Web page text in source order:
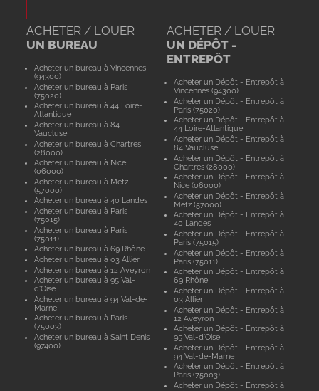
ACHETER / LOUER
UN BUREAU
Acheter un bureau à Vincennes
(94300)
Acheter un bureau à Paris
(75020)
Acheter un bureau à 44 Loire-
Atlantique
Acheter un bureau à 84
Vaucluse
Acheter un bureau à Chartres
(28000)
Acheter un bureau à Nice
(06000)
Acheter un bureau à Metz
(57000)
Acheter un bureau à 40 Landes
Acheter un bureau à Paris
(75015)
Acheter un bureau à Paris
(75011)
Acheter un bureau à 69 Rhône
Acheter un bureau à 03 Allier
Acheter un bureau à 12 Aveyron
Acheter un bureau à 95 Val-
d'Oise
Acheter un bureau à 94 Val-de-
Marne
Acheter un bureau à Paris
(75003)
Acheter un bureau à Saint Denis
(97400)
ACHETER / LOUER
UN DÉPÔT -
ENTREPÔT
Acheter un Dépôt - Entrepôt à
Vincennes (94300)
Acheter un Dépôt - Entrepôt à
Paris (75020)
Acheter un Dépôt - Entrepôt à
44 Loire-Atlantique
Acheter un Dépôt - Entrepôt à
84 Vaucluse
Acheter un Dépôt - Entrepôt à
Chartres (28000)
Acheter un Dépôt - Entrepôt à
Nice (06000)
Acheter un Dépôt - Entrepôt à
Metz (57000)
Acheter un Dépôt - Entrepôt à
40 Landes
Acheter un Dépôt - Entrepôt à
Paris (75015)
Acheter un Dépôt - Entrepôt à
Paris (75011)
Acheter un Dépôt - Entrepôt à
69 Rhône
Acheter un Dépôt - Entrepôt à
03 Allier
Acheter un Dépôt - Entrepôt à
12 Aveyron
Acheter un Dépôt - Entrepôt à
95 Val-d'Oise
Acheter un Dépôt - Entrepôt à
94 Val-de-Marne
Acheter un Dépôt - Entrepôt à
Paris (75003)
Acheter un Dépôt - Entrepôt à